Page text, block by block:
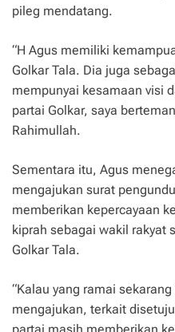
pileg mendatang.
“H Agus memiliki
Golkar Tala. Dia juga
mempunyai kesamaan visi
partai Golkar, saya
Rahimullah.
Sementara itu, Agus
mengajukan surat
memberikan kepercayaan
kiprah sebagai wakil rakyat
Golkar Tala.
“Kalau yang ramai
mengajukan, terkait